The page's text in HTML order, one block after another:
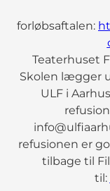
forløbsaftalen:
Teaterhuset
Skolen lægger
ULF i
refusionen er
tilbage til
til: